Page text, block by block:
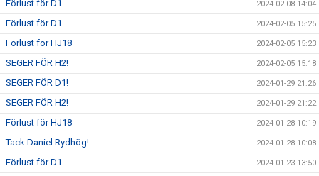
WEBBSHOP
KONTAKTER
Förlust för D1 2024-02-08 14:04
Förlust för D1 2024-02-05 15:25
Förlust för HJ18 2024-02-05 15:23
SEGER FÖR H2! 2024-02-05 15:18
SEGER FÖR D1! 2024-01-29 21:26
SEGER FÖR H2! 2024-01-29 21:22
Förlust för HJ18 2024-01-28 10:19
Tack Daniel Rydhög! 2024-01-28 10:08
Förlust för D1 2024-01-23 13:50